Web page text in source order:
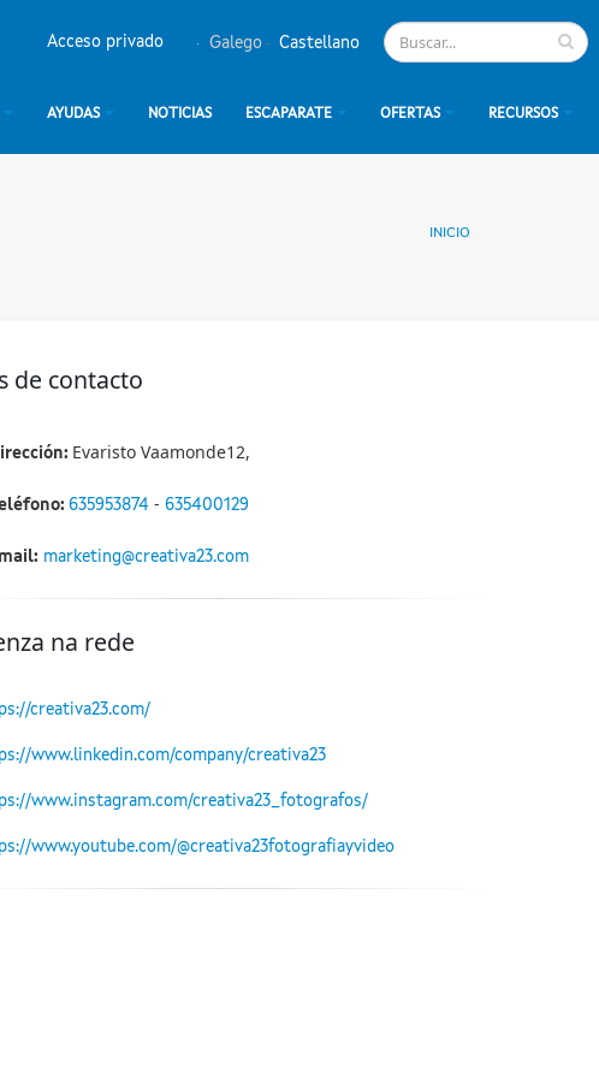
Galego Castellano
Acceso privado
AYUDAS NOTICIAS ESCAPARATE OFERTAS RECURSOS
INICIO
de contacto
Evaristo Vaamonde12,
635953874 - 635400129
marketing@creativa23.com
na rede
creativa23.com/
www.linkedin.com/company/creativa23
www.instagram.com/creativa23_fotografos/
www.youtube.com/@creativa23fotografiayvideo